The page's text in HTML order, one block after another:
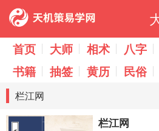
首页 大师 相术 八字
书籍
抽签 黄历 民俗
栏江网
栏江网